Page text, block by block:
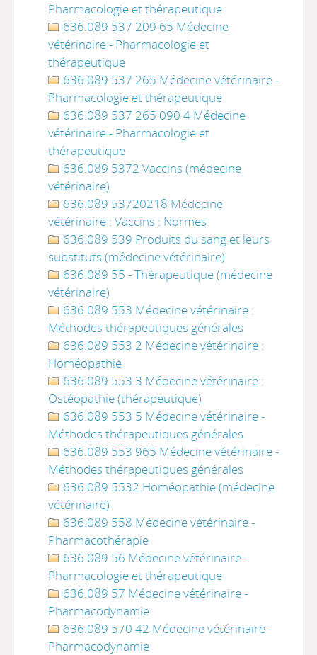
Pharmacologie et thérapeutique
636.089 537 209 65 Médecine
vétérinaire - Pharmacologie et
thérapeutique
636.089 537 265 Médecine vétérinaire -
Pharmacologie et thérapeutique
636.089 537 265 090 4 Médecine
vétérinaire - Pharmacologie et
thérapeutique
636.089 5372 Vaccins (médecine
vétérinaire)
636.089 53720218 Médecine
vétérinaire : Vaccins : Normes
636.089 539 Produits du sang et leurs
substituts (médecine vétérinaire)
636.089 55 - Thérapeutique (médecine
vétérinaire)
636.089 553 Médecine vétérinaire :
Méthodes thérapeutiques générales
636.089 553 2 Médecine vétérinaire :
Homéopathie
636.089 553 3 Médecine vétérinaire :
Ostéopathie (thérapeutique)
636.089 553 5 Médecine vétérinaire -
Méthodes thérapeutiques générales
636.089 553 965 Médecine vétérinaire -
Méthodes thérapeutiques générales
636.089 5532 Homéopathie (médecine
vétérinaire)
636.089 558 Médecine vétérinaire -
Pharmacothérapie
636.089 56 Médecine vétérinaire -
Pharmacologie et thérapeutique
636.089 57 Médecine vétérinaire -
Pharmacodynamie
636.089 570 42 Médecine vétérinaire -
Pharmacodynamie